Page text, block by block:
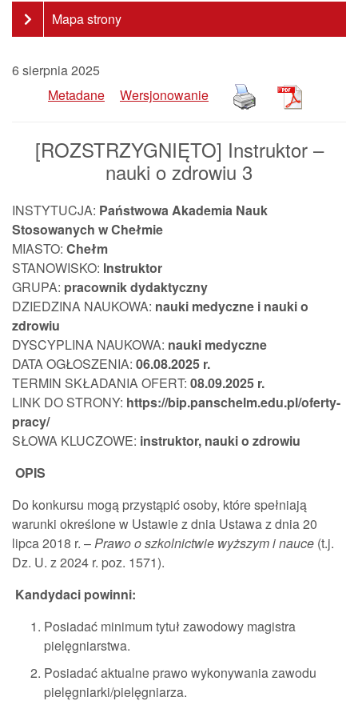
Mapa strony
6 sierpnia 2025
Metadane
Wersjonowanie
[ROZSTRZYGNIĘTO] Instruktor –
nauki o zdrowiu 3
INSTYTUCJA: Państwowa Akademia Nauk
Stosowanych w Chełmie
MIASTO: Chełm
STANOWISKO: Instruktor
GRUPA: pracownikdydaktyczny
DZIEDZINA NAUKOWA: nauki medyczne i nauki o
zdrowiu
DYSCYPLINA NAUKOWA: nauki medyczne
DATA OGŁOSZENIA: 06.08.2025 r.
TERMIN SKŁADANIA OFERT: 08.09.2025 r.
LINK DO STRONY: https://bip.panschelm.edu.pl/oferty-
pracy/
SŁOWA KLUCZOWE: instruktor, nauki o zdrowiu
OPIS
Do konkursu mogą przystąpić osoby, które spełniają
warunki określone w Ustawie z dnia Ustawa z dnia 20
lipca 2018 r. –Prawo o szkolnictwie wyższym i nauce (t.j.
Dz. U. z 2024 r. poz. 1571).
Kandydaci powinni:
Posiadać minimum tytuł zawodowy magistra
pielęgniarstwa.
Posiadać aktualne prawo wykonywania zawodu
pielęgniarki/pielęgniarza.